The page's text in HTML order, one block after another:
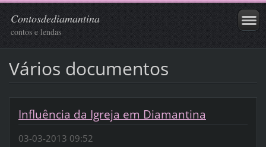
Contosdediamantina
contos e lendas
Vários documentos
Influência da Igreja em Diamantina
03-03-2013 09:52